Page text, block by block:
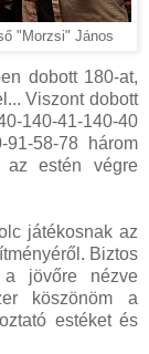
"Morzsi" János
dobott 180-at,
Viszont dobott
140-41-140-40
58-78 három
az estén végre
játékosnak az
Biztos
a jövőre nézve
köszönöm a
estéket és